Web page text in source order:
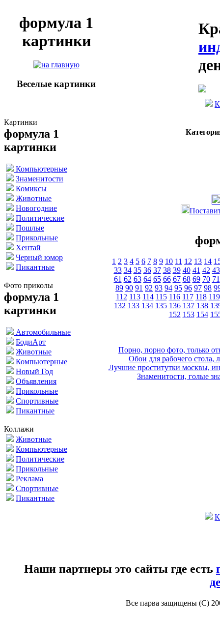
формула 1
картинки
Веселые картинки
Картинки
формула 1
картинки
Компьютерные
Знаменитости
Комиксы
Животные
Новогодние
Политические
Пошлые
Прикольные
Хентай
Черный юмор
Пикантные
Фото приколы
формула 1
картинки
Автомобильные
БодиАрт
Животные
Компьютерные
Новый Год
Объявления
Прикольные
Спортивные
Пикантные
Коллажи
Животные
Компьютерные
Политические
Прикольные
Реклама
Спортивные
Пикантные
1 2 3 4 5 6 7 8 9 10 11 12 13 14
33 34 35 36 37 38 39 40 41 42 43
61 62 63 64 65 66 67 68 69 70 71
89 90 91 92 93 94 95 96 97 98
112 113 114 115 116 117 118 119
132 133 134 135 136 137 138
152 153 154
Порно, порно фото, только
Обои для рабочего стола,
Лучшие проститутки москвы,
Знаменитости, голые
Наши партнеры это сайты где есть
Все парва защищены (С)